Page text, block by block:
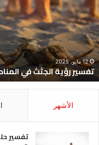
في
المنام
12 مايو، 2025
تفسير رؤية الجثث في
الأشهر
تفسير